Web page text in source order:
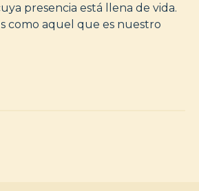
presencia está llena de vida.
como aquel que es nuestro